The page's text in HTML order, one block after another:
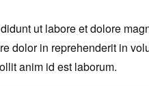
ut labore et dolore
in reprehenderit in
anim id est laborum.